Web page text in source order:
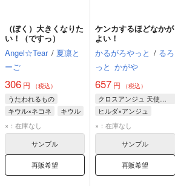
（ぼく）大きくなりた
い！（ですっ）
Angel☆Tear / 夏凛と
ーご
306 円 （税込）
うたわれるもの
キウル×ネコネ
キウル
ネコネ
アンジュ
×：在庫なし
サンプル
再販希望
ケンカするほどなかが
よい！
かるがろやっと / るろ
っと かがや
657 円 （税込）
クロスアンジュ 天使と竜の輪舞
ヒルダ×アンジュ
ヒルダ
アンジュ
×：在庫なし
サンプル
再販希望